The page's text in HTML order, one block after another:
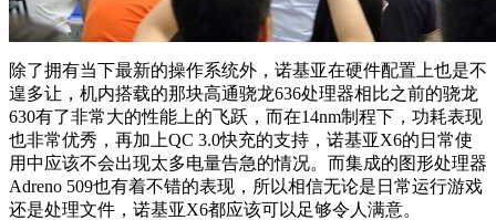
除了拥有当下最新的操作系统外，诺基亚在硬件配置上也是不
遑多让，机内搭载的那块高通骁龙636处理器相比之前的骁龙
630有了非常大的性能上的飞跃，而在14nm制程下，功耗表现
也非常优秀，再加上QC 3.0快充的支持，诺基亚X6的日常使
用中应该不会出现太多电量告急的情况。而集成的图形处理器
Adreno 509也有着不错的表现，所以相信无论是日常运行游戏
还是处理文件，诺基亚X6都应该可以足够令人满意。